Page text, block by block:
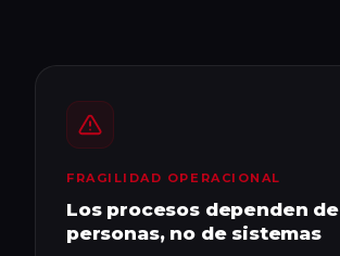
FRAGILIDAD OPERACIONAL
Los procesos dependen de
personas, no de sistemas